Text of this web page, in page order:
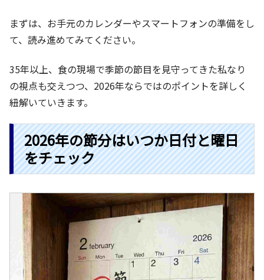
まずは、お手元のカレンダーやスマートフォンの準備をし
て、読み進めてみてください。
35年以上、食の現場で季節の節目を見守ってきた私なり
の視点も交えつつ、2026年ならではのポイントを詳しく
紐解いていきます。
2026年の節分はいつか日付と曜日
をチェック